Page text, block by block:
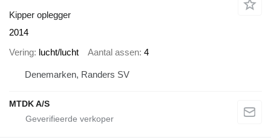
Kipper oplegger
2014
Vering lucht/lucht Aantal assen 4
Denemarken, Randers SV
MTDK A/S